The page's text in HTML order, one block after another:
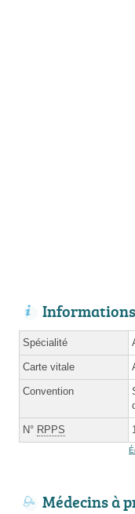
Informations
Spécialité
Carte vitale
Convention
N° RPPS
Médecins à